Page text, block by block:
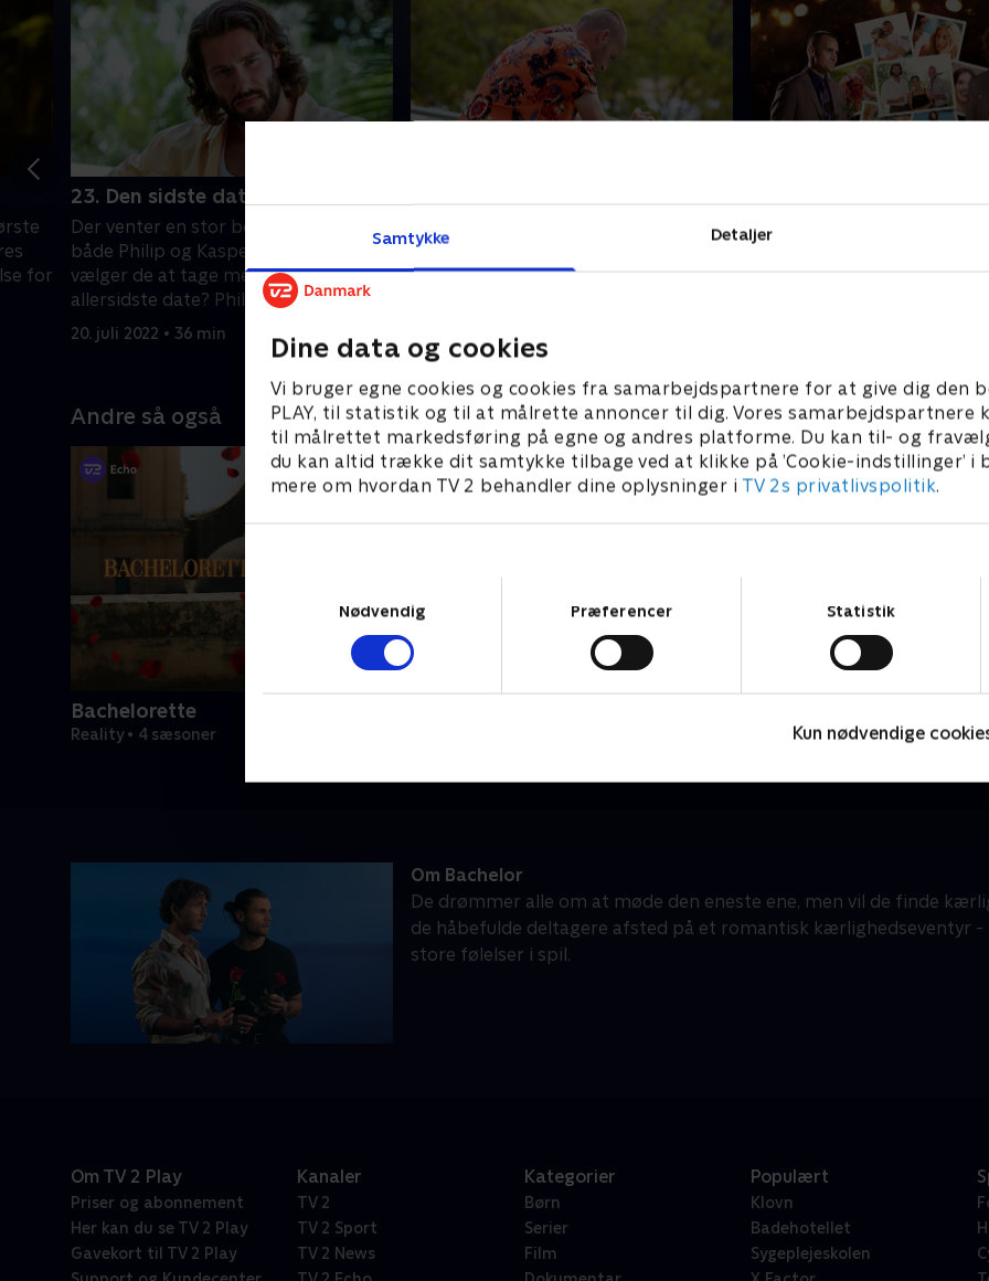
Samtykke Detaljer
Dine data og cookies
Vi bruger egne cookies og cookies fra samarbejdspartnere for at give dig den
PLAY, til statistik og til at målrette annoncer til dig. Vores samarbejdspartnere
til målrettet markedsføring på egne og andres platforme. Du kan til- og
du kan altid trække dit samtykke tilbage ved at klikke på ’Cookie-indstillinger’ i
mere om hvordan TV 2 behandler dine oplysninger i TV 2s privatlivspolitik.
Nødvendig
Præferencer Statistik
Kun nødvendige
for
23. Den sidste date
Der venter en stor beslutning for
både Philip og Kasper. For hvem
vælger de at tage med på den
allersidste date? Philip inviterer på
romantisk snorkletur
20. juli 2022 • 36 min
Kærlighedseventyret er ved at være
slut. Nu venter den sidste rose. Både
Kasper og Philip har fået følelser for
21. juli 2022 • 38 min
Hvordan går det med
Andre så også
Bachelorette
Reality • 4 sæsoner
Om Bachelor
De drømmer alle om at møde den eneste ene, men vil de finde
de håbefulde deltagere afsted på et romantisk kærlighedseventyr -
store følelser i spil.
Om TV 2 Play
Priser og abonnement
Her kan du se TV 2 Play
Gavekort til TV 2 Play
Kanaler
TV 2
TV 2 Sport
TV 2 News
Kategorier
Børn
Serier
Film
Populært
Klovn
Badehotellet
Sygeplejeskolen